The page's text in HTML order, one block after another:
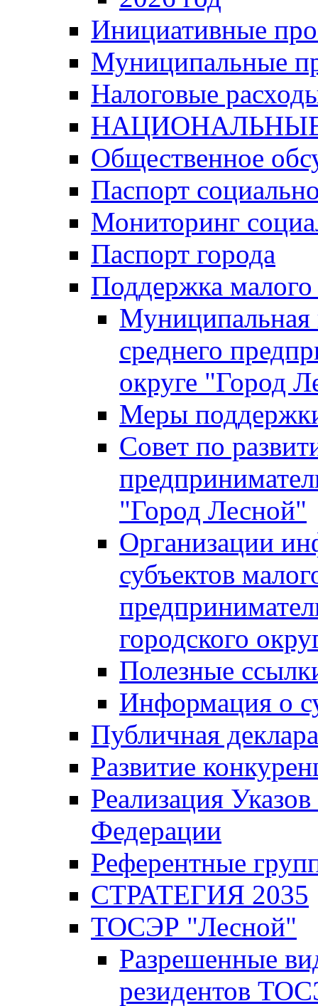
Инициативные
Муниципальные
Налоговые
Общественное
Паспорт
Мониторинг
Паспорт города
Поддержка малого
Муниципальная
среднего
округе "Город
Меры
Совет по
"Город Лесной"
Организации
субъектов
городского
Полезные
Информация о
Публичная
Развитие
Реализация
Федерации
Референтные
СТРАТЕГИЯ 2035
ТОСЭР "Лесной"
Разрешенные
резидентов